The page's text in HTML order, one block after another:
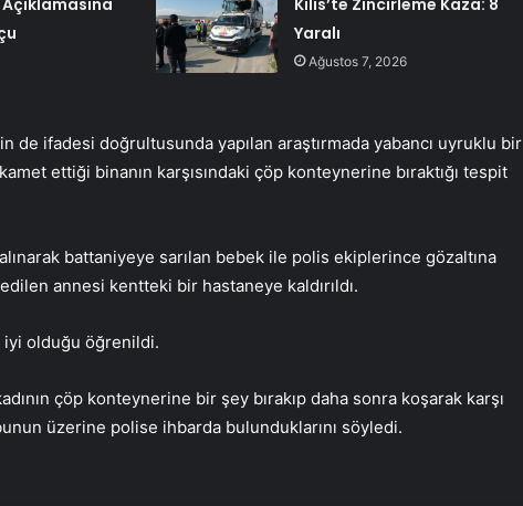
Kilis’te Zincirleme Kaza: 8
Yaralı
Ağustos 7, 2026
ifadesi doğrultusunda yapılan araştırmada yabancı uyruklu bir
ettiği binanın karşısındaki çöp konteynerine bıraktığı tespit
battaniyeye sarılan bebek ile polis ekiplerince gözaltına
annesi kentteki bir hastaneye kaldırıldı.
iyi olduğu öğrenildi.
çöp konteynerine bir şey bırakıp daha sonra koşarak karşı
üzerine polise ihbarda bulunduklarını söyledi.